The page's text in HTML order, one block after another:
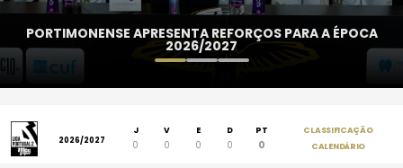
2026/2027
J V E D PT
0 0 0 0 0
CLASSIFICAÇÃO
CALENDÁRIO